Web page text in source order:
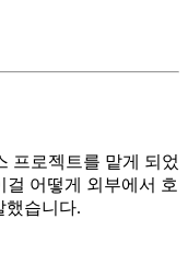
프로젝트를 맡게 되었
걸 어떻게 외부에서 호
했습니다.